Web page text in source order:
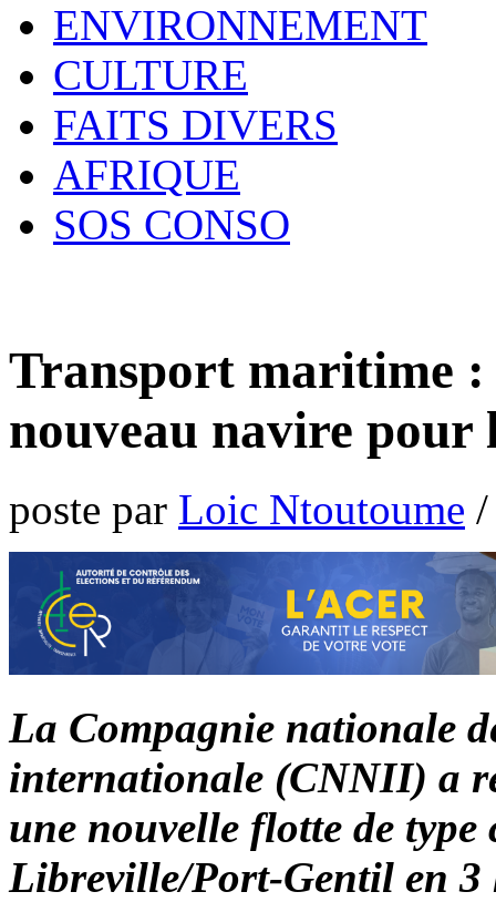
ENVIRONNEMENT
CULTURE
FAITS DIVERS
AFRIQUE
SOS CONSO
Transport maritime :
nouveau navire
poste par Loic Ntoutoume
La Compagnie nationale
internationale (CNNII) a
une nouvelle flotte de
Libreville/Port-Gentil en 3